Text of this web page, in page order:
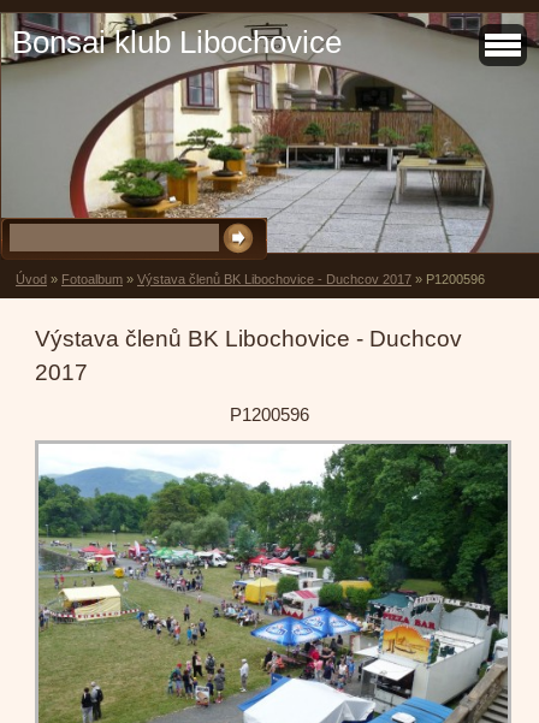
Bonsai klub Libochovice
Úvod » Fotoalbum » Výstava členů BK Libochovice - Duchcov 2017 » P1200596
Výstava členů BK Libochovice - Duchcov
2017
P1200596